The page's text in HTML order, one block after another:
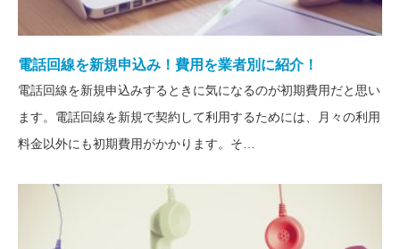
電話回線を新規申込み！費用を業者別に紹介！
電話回線を新規申込みするときに気になるのが初期費用だと思い
ます。電話回線を新規で契約して利用するためには、月々の利用
料金以外にも初期費用がかかります。そ…